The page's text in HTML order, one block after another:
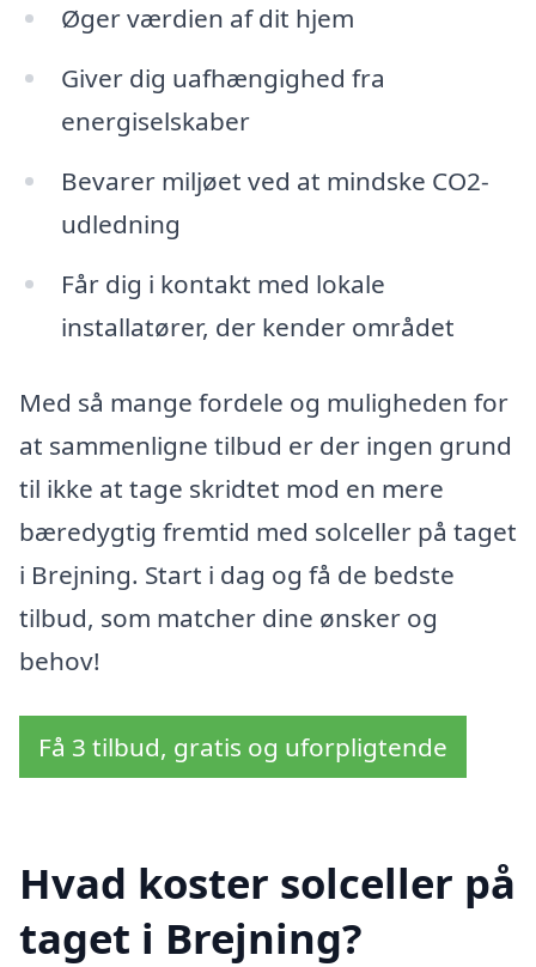
Øger værdien af dit hjem
Giver dig uafhængighed fra
energiselskaber
Bevarer miljøet ved at mindske CO2-
udledning
Får dig i kontakt med lokale
installatører, der kender området
Med så mange fordele og muligheden for
at sammenligne tilbud er der ingen grund
til ikke at tage skridtet mod en mere
bæredygtig fremtid med solceller på taget
i Brejning. Start i dag og få de bedste
tilbud, som matcher dine ønsker og
behov!
Få 3 tilbud, gratis og uforpligtende
Hvad koster solceller på
taget i Brejning?